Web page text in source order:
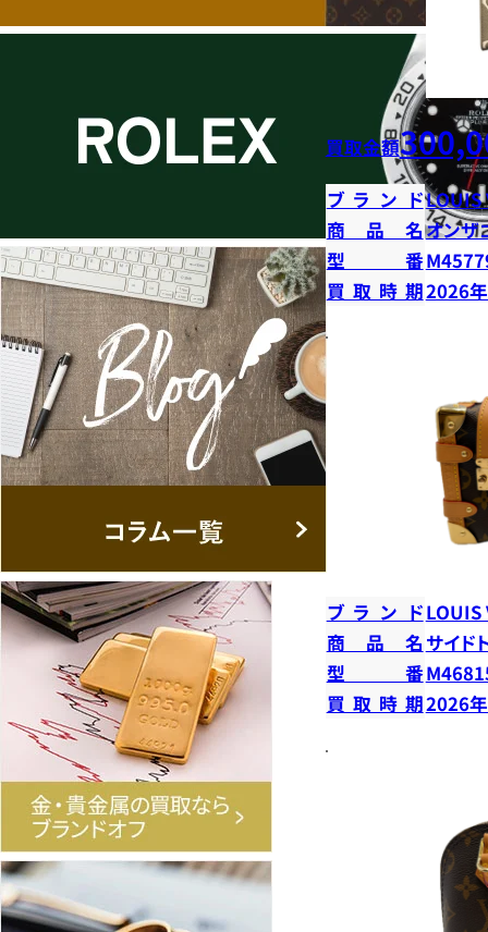
買取金額
ブランドLOUIS
商品名オンザ
型番
買取時期2026
ブランドLOUIS
商品名 サイド
型番
買取時期2026